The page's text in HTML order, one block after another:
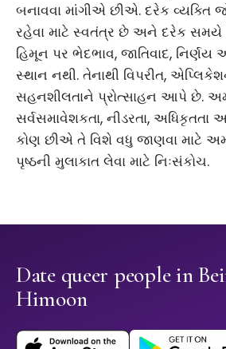
બનાવવા માંગીએ છીએ. દરેક વ્યક્તિ
રહેવા માટે સ્વતંત્ર છે અને દરેક સમયે
હિમૂન પર ભેદભાવ, જાતિવાદ,
સ્થાન નથી. તેનાથી વિપરીત,
સહનશીલતાને પ્રોત્સાહન આપે છે.
સર્વસમાવેશકતા, નીડરતા,
કોણ છીએ તે વિશે વધુ જાણવા માટે
પૃષ્ઠની મુલાકાત લેવા માટે નિઃસંકોચ.
Date queer people in
Himoon